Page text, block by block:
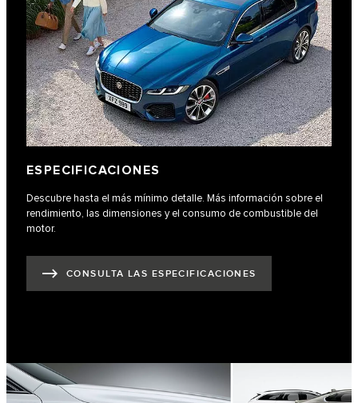
ESPECIFICACIONES
Descubre hasta el más mínimo detalle. Más información sobre el
rendimiento, las dimensiones y el consumo de combustible del
motor.
CONSULTA LAS ESPECIFICACIONES